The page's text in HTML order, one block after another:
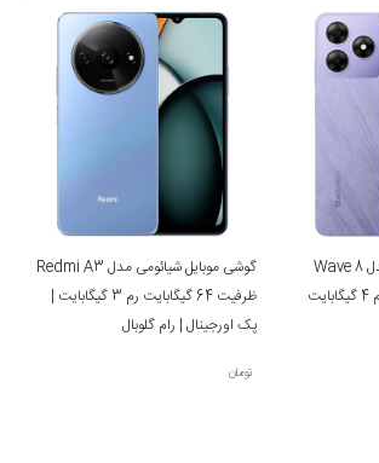
گوشی موبایل بلک ویو مدل Wave 8
گوشی موبایل شیائومی مدل Redmi A3
ظرفیت 64 گیگابایت رم 3 گیگابایت |
پک اورجینال | رام گلوبال
تومان